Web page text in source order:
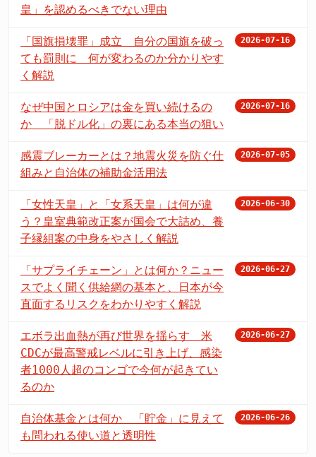
皇」を認めるべきでない理由
「国旗損壊罪」成立 自分の国旗を破っ
ても罰則に 何が変わるのか分かりやす
く解説
2026-07-16
なぜ中国とロシアは金を買い続けるの
か 「脱ドル化」の裏にある本当の狙い
2026-07-16
感震ブレーカーとは？地震火災を防ぐ仕
組みと自治体の補助金活用法
2026-07-05
「女性天皇」と「女系天皇」は何が違
う？皇室典範改正案が国会で大詰め、養
子縁組案の中身をやさしく解説
2026-06-30
「サプライチェーン」とは何か？ニュー
スでよく聞く供給網の基本と、日本が今
直面するリスクをわかりやすく解説
2026-06-27
エボラ出血熱が再び世界を揺らす 米
CDCが最高警戒レベルに引き上げ、感染
者1000人超のコンゴで今何が起きてい
るのか
2026-06-27
自治体基金とは何か 「貯金」に見えて
も問われる使い道と透明性
2026-06-26